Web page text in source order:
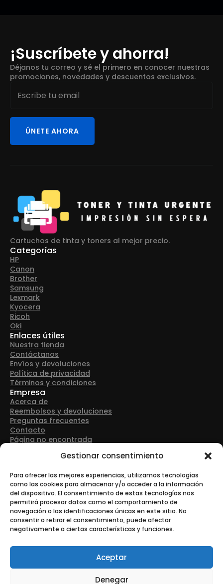
Gestionar consentimiento
Para ofrecer las mejores experiencias, utilizamos tecnologías
como las cookies para almacenar y/o acceder a la información
del dispositivo. El consentimiento de estas tecnologías nos
permitirá procesar datos como el comportamiento de
navegación o las identificaciones únicas en este sitio. No
consentir o retirar el consentimiento, puede afectar
negativamente a ciertas características y funciones.
Aceptar
Denegar
¡Suscríbete y ahorra!
Déjanos tu correo y sé el primero en conocer nuestras
promociones, novedades y descuentos exclusivos.
Email
ÚNETE AHORA
Cartuchos de tinta y toners al mejor precio.
Categorías
HP
Canon
Brother
Samsung
Lexmark
Kyocera
Ricoh
Oki
Enlaces útiles
Nuestra tienda
Contáctanos
Envíos y devoluciones
Política de privacidad
Términos y condiciones
Empresa
Acerca de
Reembolsos y devoluciones
Preguntas frecuentes
Contacto
Página no encontrada
Dirección: Avenida Las Retamas 50, 28922, Alcorcón
Teléfono: +34 916 43 91 88
Correo electrónico: info@tonerurgente.com
© Copyright - Tonerurgente All Rights Reserved.